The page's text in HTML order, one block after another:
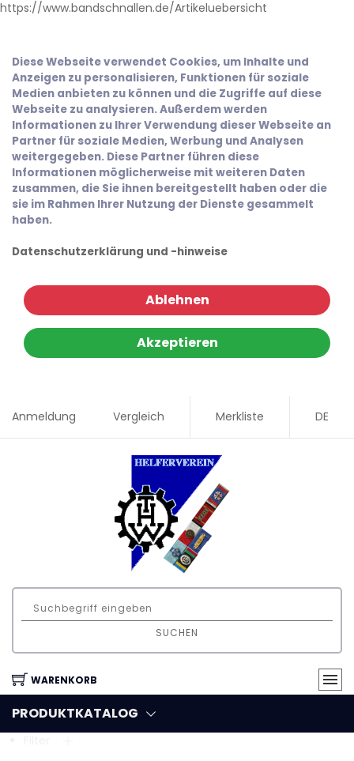
https://www.bandschnallen.de/Artikeluebersicht
Diese Webseite verwendet Cookies, um Inhalte und
Anzeigen zu personalisieren, Funktionen für soziale
Medien anbieten zu können und die Zugriffe auf diese
Webseite zu analysieren. Außerdem werden
Informationen zu Ihrer Verwendung dieser Webseite an
Partner für soziale Medien, Werbung und Analysen
weitergegeben. Diese Partner führen diese
Informationen möglicherweise mit weiteren Daten
zusammen, die Sie ihnen bereitgestellt haben oder die
sie im Rahmen Ihrer Nutzung der Dienste gesammelt
haben.
Datenschutzerklärung und -hinweise
Ablehnen
Akzeptieren
Anmeldung Vergleich Merkliste DE
SUCHEN
WARENKORB
PRODUKTKATALOG